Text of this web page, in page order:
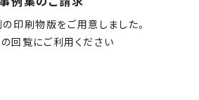
印刷物版をご用意しました。
回覧にご利用ください